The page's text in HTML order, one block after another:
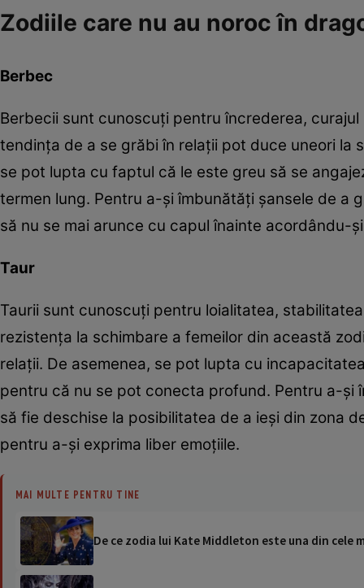
Zodiile care nu au noroc în
Berbec
Berbecii sunt cunoscuți pentru încrederea,
tendința de a se grăbi în relații pot duce uneori la
se pot lupta cu faptul că le este greu să se
termen lung. Pentru a-și îmbunătăți șansele de a
să nu se mai arunce cu capul înainte acordându-
Taur
Taurii sunt cunoscuți pentru loialitatea,
rezistența la schimbare a femeilor din această
relații. De asemenea, se pot lupta cu
pentru că nu se pot conecta profund. Pentru a-și
să fie deschise la posibilitatea de a ieși din zona
pentru a-și exprima liber emoțiile.
MAI MULTE PENTRU TINE
De ce zodia lui Kate Middleton este una din cele